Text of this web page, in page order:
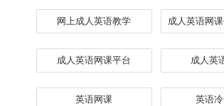
网上成人英语教学 成人英语网
成人英语网课平台 成人英
英语网课 英语